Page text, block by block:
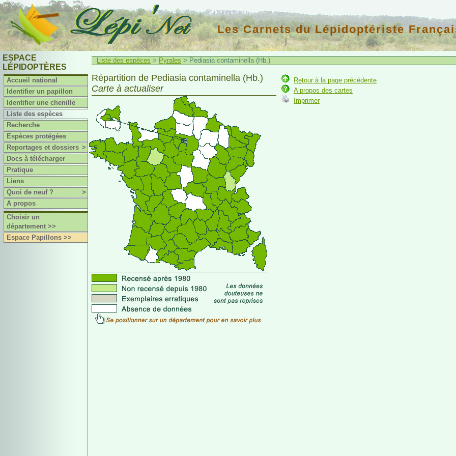
Les Carnets du Lépidoptériste
ESPACE
LÉPIDOPTÈRES
Accueil national
Identifier un papillon
Identifier une chenille
Liste des espèces
Recherche
Espèces protégées
Reportages et dossiers >
Docs à télécharger
Pratique
Liens
Quoi de neuf ?
>
A propos
Choisir un
département >>
Espace Papillons >>
Liste des espèces > Pyrales > Pediasia contaminella (Hb.)
Répartition de Pediasia contaminella (Hb.)
Carte à actualiser
Retour à la page précédente
A propos des cartes
Imprimer